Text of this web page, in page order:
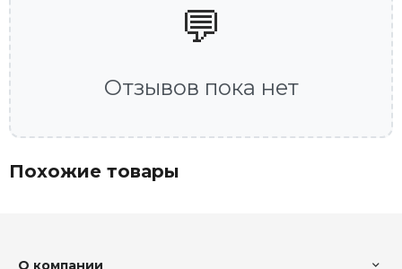
💬
Отзывов пока нет
Похожие товары
О компании